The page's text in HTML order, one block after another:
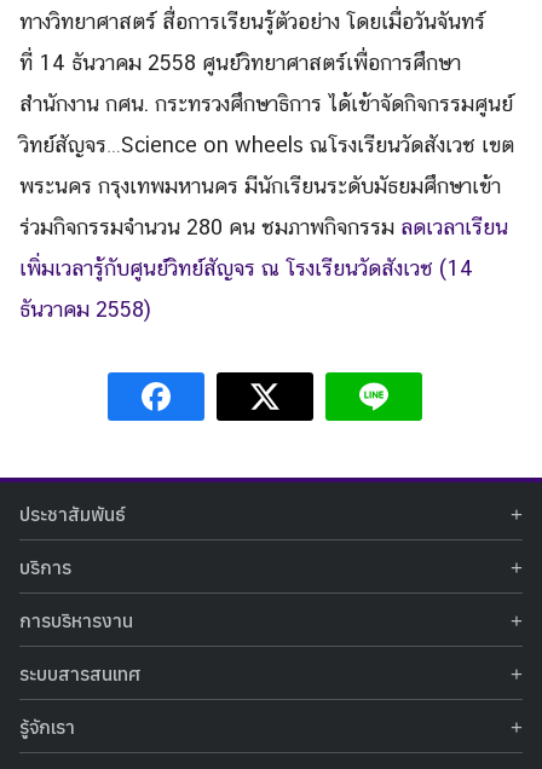
Search
for:
Search
ทางวิทยาศาสตร์ สื่อการเรียนรู้ตัวอย่าง โดยเมื่อวันจันทร์
ที่ 14 ธันวาคม 2558 ศูนย์วิทยาศาสตร์เพื่อการศึกษา
สำนักงาน กศน. กระทรวงศึกษาธิการ ได้เข้าจัดกิจกรรมศูนย์
วิทย์สัญจร…Science on wheels ณโรงเรียนวัดสังเวช เขต
พระนคร กรุงเทพมหานคร มีนักเรียนระดับมัธยมศึกษาเข้า
ร่วมกิจกรรมจำนวน 280 คน ชมภาพกิจกรรม ลดเวลาเรียน
เพิ่มเวลารู้กับศูนย์วิทย์สัญจร ณ โรงเรียนวัดสังเวช (14
ธันวาคม 2558)
ประชาสัมพันธ์
ข่าวประชาสัมพันธ์
ข่าวกิจกรรม
รางวัลแห่งความภาคภูมิใจ
คำถามที่พบบ่อย
บริการ
ท้องฟ้าจำลอง
นิทรรศการถาวร
ศูนย์สร้างสรรค์เยาวชน
กิจกรรมส่งเสริมการเรียนรู้และบริการการศึกษา
การบริหารงาน
รายงานผลการดำเนินงาน
คำสั่งมอบหมายปฏิบัติหน้าที่
คู่มือการให้บริการ
ระบบสารสนเทศ
ฐานข้อมูลโครงการประกวดโครงงานวิทยาศาสตร์ สำหรับนักศึกษา กศน.
รายงานผลการดำเนินงานของศูนย์วิทยาศาสตร์เพื่อการศึกษา
รู้จักเรา
ข้อมูลทั่วไป